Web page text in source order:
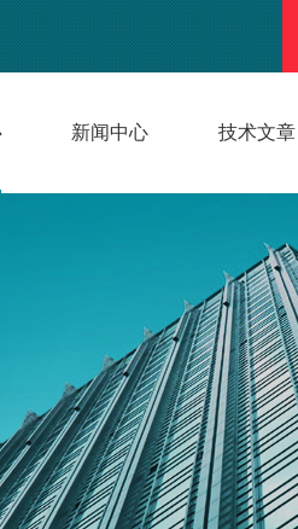
新闻中心 技术文章